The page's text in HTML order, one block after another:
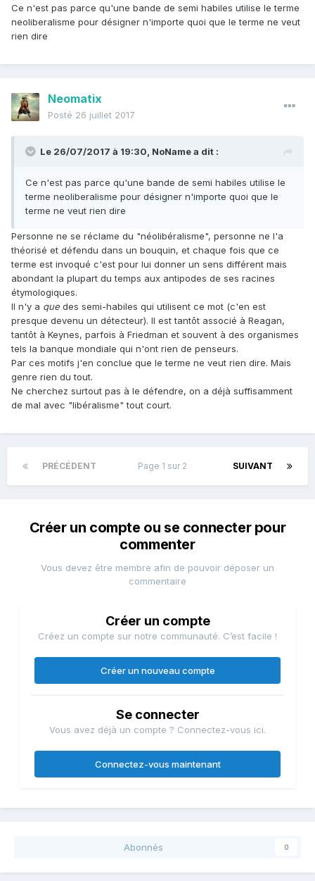
démocratique —, le politologue médiatique contemporain
invoque un ennemi qui n'existe pas — le néolibéral — en
l'affublant de toutes les mauvaises intentions du monde.
Ce n'est pas parce qu'une bande de semi habiles utilise le terme
neoliberalisme pour désigner n'importe quoi que le terme ne veut
rien dire
Neomatix
Posté 26 juillet 2017
Le 26/07/2017 à 19:30, NoNamea dit :
Ce n'est pas parce qu'une bande de semi habiles utilise le
terme neoliberalisme pour désigner n'importe quoi que le
terme ne veut rien dire
Personne ne se réclame du "néolibéralisme", personne ne l'a
théorisé et défendu dans un bouquin, et chaque fois que ce
terme est invoqué c'est pour lui donner un sens différent mais
abondant la plupart du temps aux antipodes de ses racines
étymologiques.
Il n'y a que des semi-habiles qui utilisent ce mot (c'en est
presque devenu un détecteur). Il est tantôt associé à Reagan,
tantôt à Keynes, parfois à Friedman et souvent à des organismes
tels la banque mondiale qui n'ont rien de penseurs.
Par ces motifs j'en conclue que le terme ne veut rien dire. Mais
genre rien du tout.
Ne cherchez surtout pas à le défendre, on a déjà suffisamment
de mal avec "libéralisme" tout court.
PRÉCÉDENT SUIVANT
Page 1 sur 2
Créer un compte ou se connecter pour
commenter
Vous devez être membre afin de pouvoir déposer un
commentaire
Créer un compte
Créez un compte sur notre communauté. C’est facile !
Créer un nouveau compte
Se connecter
Vous avez déjà un compte ? Connectez-vous ici.
Connectez-vous maintenant
Abonnés 0